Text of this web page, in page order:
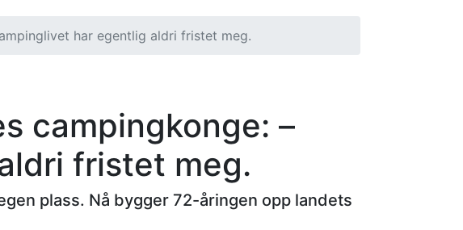
har egentlig aldri fristet meg.
campingkonge: –
fristet meg.
plass. Nå bygger 72-åringen opp landets